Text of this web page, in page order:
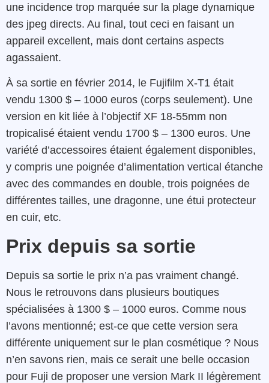
une incidence trop marquée sur la plage dynamique
des jpeg directs. Au final, tout ceci en faisant un
appareil excellent, mais dont certains aspects
agassaient.
À sa sortie en février 2014, le Fujifilm X-T1 était
vendu 1300 $ – 1000 euros (corps seulement). Une
version en kit liée à l’objectif XF 18-55mm non
tropicalisé étaient vendu 1700 $ – 1300 euros. Une
variété d’accessoires étaient également disponibles,
y compris une poignée d’alimentation vertical étanche
avec des commandes en double, trois poignées de
différentes tailles, une dragonne, une étui protecteur
en cuir, etc.
Prix depuis sa sortie
Depuis sa sortie le prix n’a pas vraiment changé.
Nous le retrouvons dans plusieurs boutiques
spécialisées à 1300 $ – 1000 euros. Comme nous
l’avons mentionné; est-ce que cette version sera
différente uniquement sur le plan cosmétique ? Nous
n’en savons rien, mais ce serait une belle occasion
pour Fuji de proposer une version Mark II légèrement